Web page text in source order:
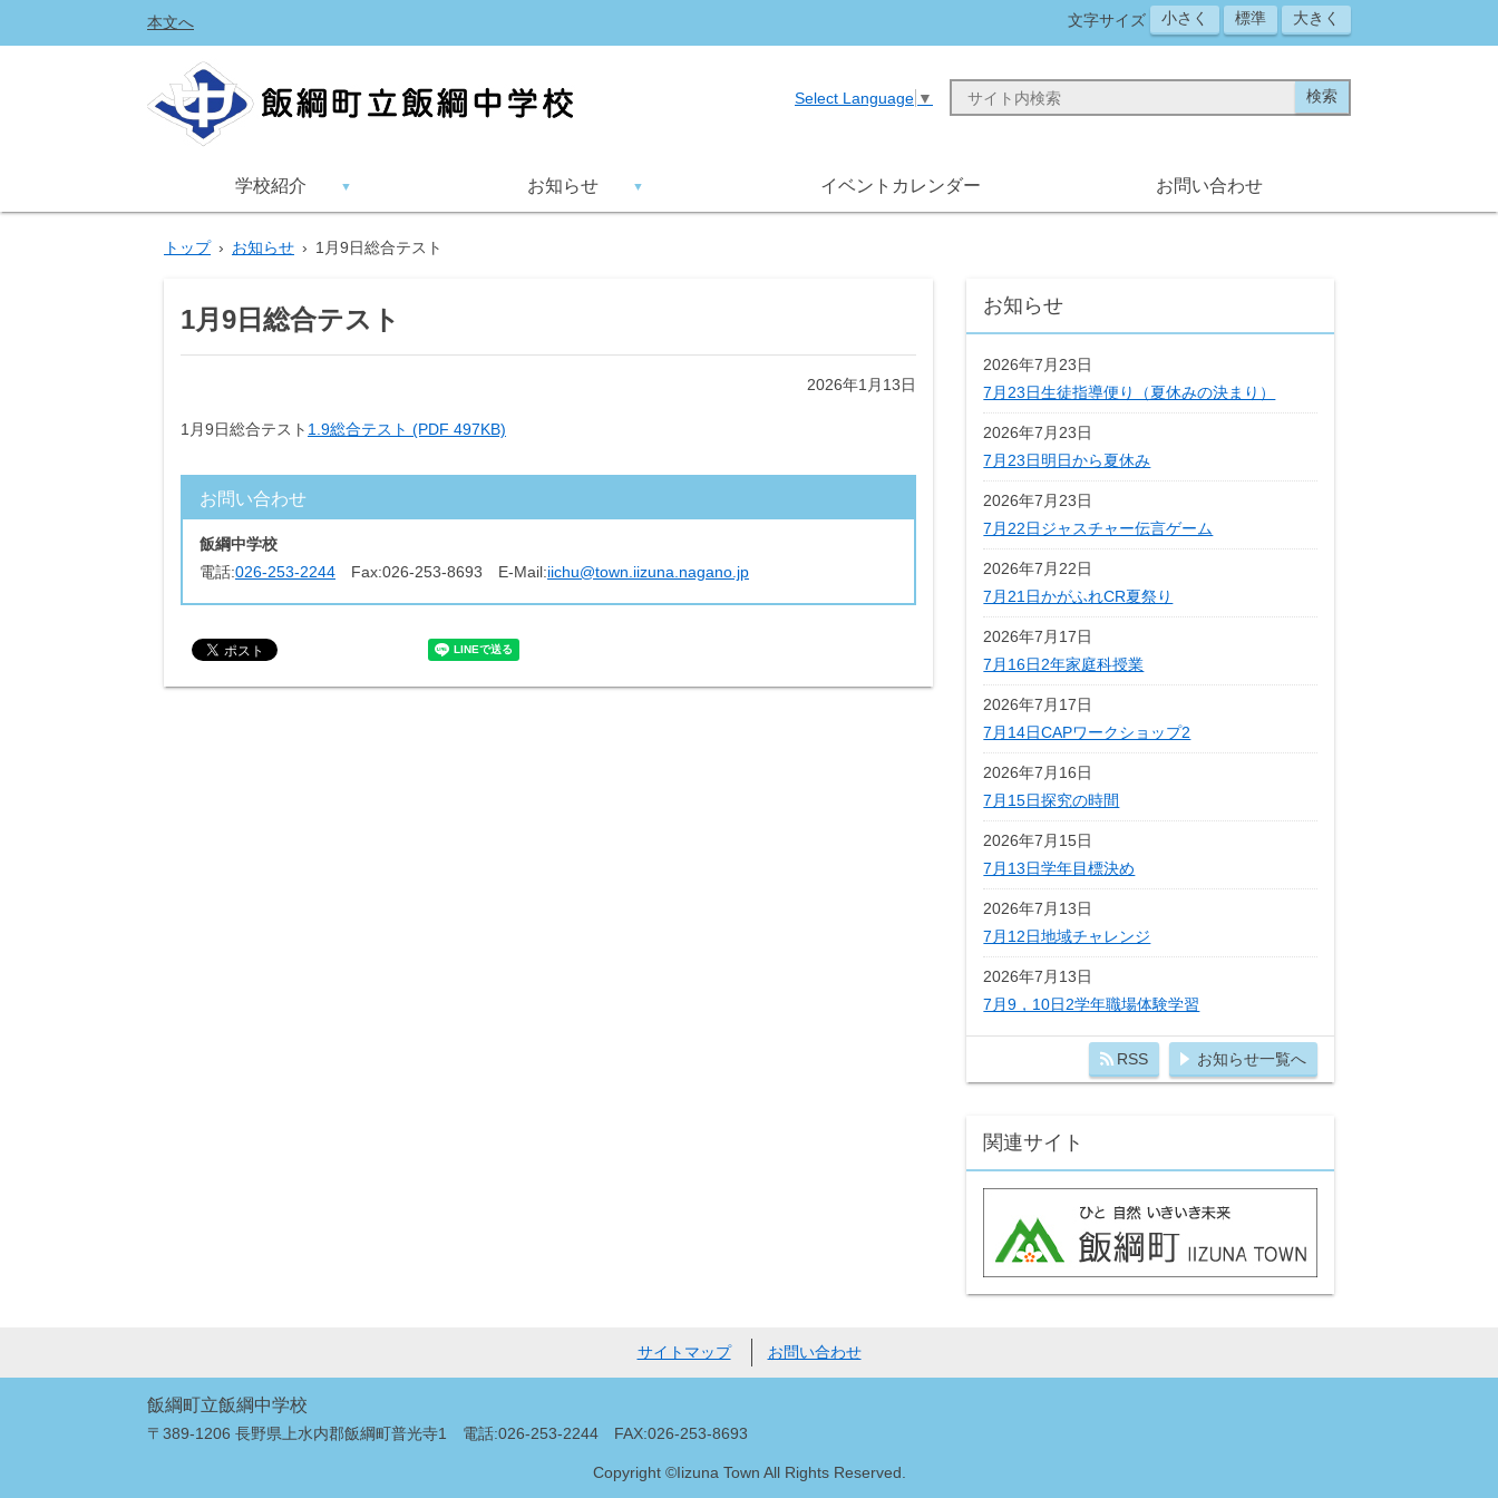
本文へ 文字サイズ 小さく 標準 大きく
Select Language ▼
学校紹介 お知らせ イベントカレンダー お問い合わせ
トップ › お知らせ › 1月9日総合テスト
1月9日総合テスト
2026年1月13日
1月9日総合テスト 1.9総合テスト (PDF 497KB)
お問い合わせ
飯綱中学校
電話:026-253-2244 Fax:026-253-8693 E-Mail:iichu@town.iizuna.nagano.jp
お知らせ
2026年7月23日
7月23日生徒指導便り（夏休みの決まり）
2026年7月23日
7月23日明日から夏休み
2026年7月23日
7月22日ジャスチャー伝言ゲーム
2026年7月22日
7月21日かがふれCR夏祭り
2026年7月17日
7月16日2年家庭科授業
2026年7月17日
7月14日CAPワークショップ2
2026年7月16日
7月15日探究の時間
2026年7月15日
7月13日学年目標決め
2026年7月13日
7月12日地域チャレンジ
2026年7月13日
7月9，10日2学年職場体験学習
RSS お知らせ一覧へ
関連サイト
サイトマップ お問い合わせ
飯綱町立飯綱中学校
〒389-1206 長野県上水内郡飯綱町普光寺1 電話:026-253-2244 FAX:026-253-8693
Copyright ©Iizuna Town All Rights Reserved.